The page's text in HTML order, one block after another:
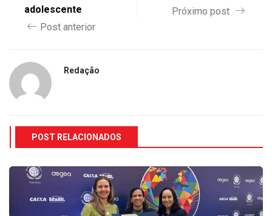
adolescente
Post anterior
Próximo post
Redação
POST RELACIONADOS